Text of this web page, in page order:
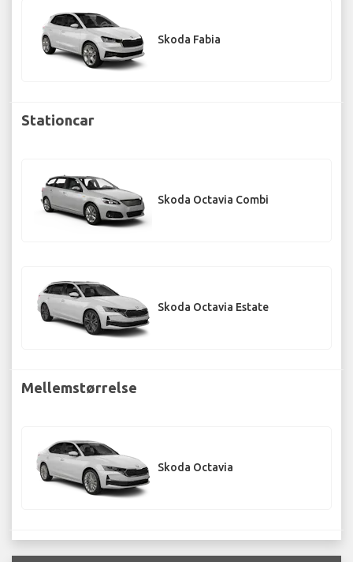
Skoda Fabia
Stationcar
Skoda Octavia Combi
Skoda Octavia Estate
Mellemstørrelse
Skoda Octavia